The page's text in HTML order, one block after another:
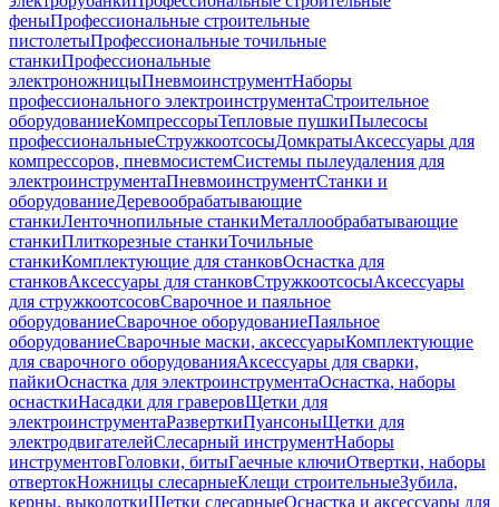
феныПрофессиональные строительные
пистолетыПрофессиональные точильные
станкиПрофессиональные
электроножницыПневмоинструментНаборы
профессионального электроинструментаСтроительное
оборудованиеКомпрессорыТепловые пушкиПылесосы
профессиональныеСтружкоотсосыДомкратыАксессуары для
компрессоров, пневмосистемСистемы пылеудаления для
электроинструментаПневмоинструментСтанки и
оборудованиеДеревообрабатывающие
станкиЛенточнопильные станкиМеталлообрабатывающие
станкиПлиткорезные станкиТочильные
станкиКомплектующие для станковОснастка для
станковАксессуары для станковСтружкоотсосыАксессуары
для стружкоотсосовСварочное и паяльное
оборудованиеСварочное оборудованиеПаяльное
оборудованиеСварочные маски, аксессуарыКомплектующие
для сварочного оборудованияАксессуары для сварки,
пайкиОснастка для электроинструментаОснастка, наборы
оснасткиНасадки для граверовЩетки для
электроинструментаРазверткиПуансоныЩетки для
электродвигателейСлесарный инструментНаборы
инструментовГоловки, битыГаечные ключиОтвертки, наборы
отвертокНожницы слесарныеКлещи строительныеЗубила,
керны, выколоткиЩетки слесарныеОснастка и аксессуары для